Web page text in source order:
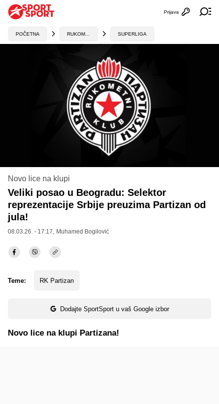
Otvori
Prijava
POČETNA SUPERLIGA
Novo lice na klupi
Veliki posao u Beogradu: Selektor
reprezentacije Srbije preuzima Partizan od
jula!
08.03.26. - 17:17, Muhamed Bogilović
Teme: RK Partizan
Dodajte SportSport u vaš Google izbor
Novo lice na klupi Partizana!